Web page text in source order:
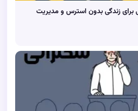
برای زندگی بدون استرس و مدیریت